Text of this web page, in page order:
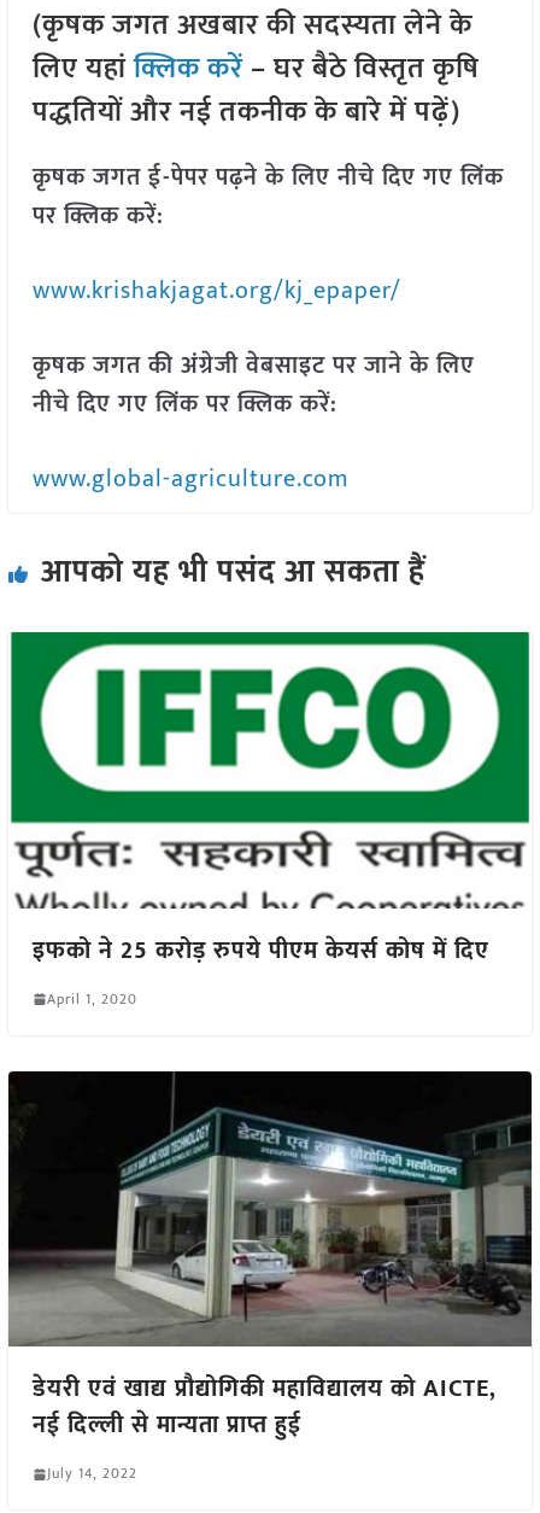
(कृषक जगत अखबार की सदस्यता लेने के
लिए यहांक्लिक करें– घर बैठे विस्तृत कृषि
पद्धतियों और नई तकनीक के बारे में पढ़ें)
कृषक जगत ई-पेपर पढ़ने के लिए नीचे दिए गए लिंक
पर क्लिक करें:
www.krishakjagat.org/kj_epaper/
कृषक जगत की अंग्रेजी वेबसाइट पर जाने के लिए
नीचे दिए गए लिंक पर क्लिक करें:
www.global-agriculture.com
आपको यह भी पसंद आ सकता हैं
इफको ने 25 करोड़ रुपये पीएम केयर्स कोष में दिए
April 1, 2020
डेयरी एवं खाद्य प्रौद्योगिकी महाविद्यालय को AICTE,
नई दिल्ली से मान्यता प्राप्त हुई
July 14, 2022